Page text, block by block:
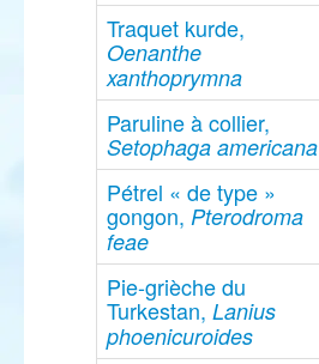
Traquet kurde,
Oenanthe
xanthoprymna
Paruline à collier,
Setophaga americana
Pétrel « de type »
gongon, Pterodroma
feae
Pie-grièche du
Turkestan, Lanius
phoenicuroides